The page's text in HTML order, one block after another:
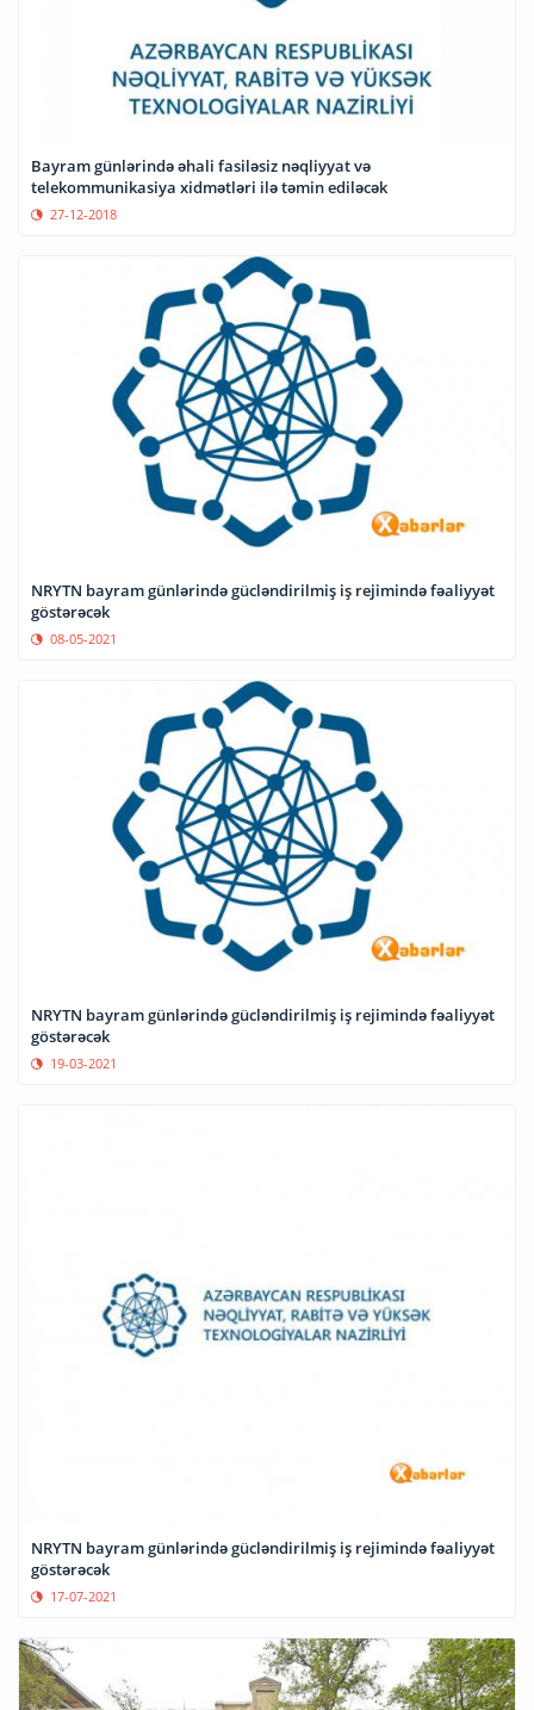
Bayram günlərində əhali fasiləsiz nəqliyyat və
telekommunikasiya xidmətləri ilə təmin ediləcək
27-12-2018
NRYTN bayram günlərində gücləndirilmiş iş rejimində fəaliyyət
göstərəcək
08-05-2021
NRYTN bayram günlərində gücləndirilmiş iş rejimində fəaliyyət
göstərəcək
19-03-2021
NRYTN bayram günlərində gücləndirilmiş iş rejimində fəaliyyət
göstərəcək
17-07-2021